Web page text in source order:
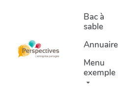
Aller au contenu principal
Bac à
sable
Annuaire
Menu
exemple